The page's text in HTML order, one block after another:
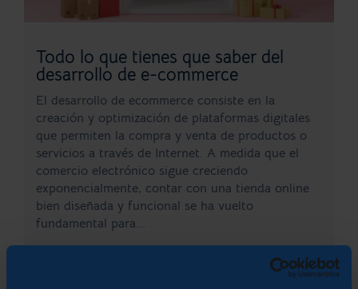
Todo lo que tienes que saber del
desarrollo de e-commerce
El desarrollo de ecommerce consiste en la
creación y optimización de plataformas digitales
que permiten la compra y venta de productos o
servicios a través de Internet. A medida que el
comercio electrónico sigue creciendo
exponencialmente, contar con una tienda online
bien diseñada y funcional se ha vuelto
fundamental para...